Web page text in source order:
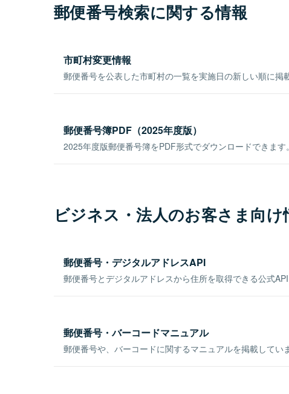
郵便番号検索に関する情報
市町村変更情報
郵便番号を公表した市町村の一覧を実施日の新しい順に掲
郵便番号簿PDF（2025年度版）
2025年度版郵便番号簿をPDF形式でダウンロードできます。
ビジネス・法人のお客さま向け
郵便番号・デジタルアドレスAPI
郵便番号とデジタルアドレスから住所を取得できる公式API
郵便番号・バーコードマニュアル
郵便番号や、バーコードに関するマニュアルを掲載してい